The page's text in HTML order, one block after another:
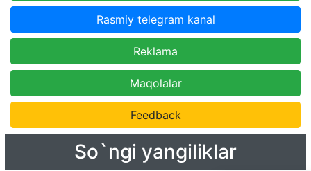
Rasmiy telegram kanal
Reklama
Maqolalar
Feedback
So`ngi yangiliklar